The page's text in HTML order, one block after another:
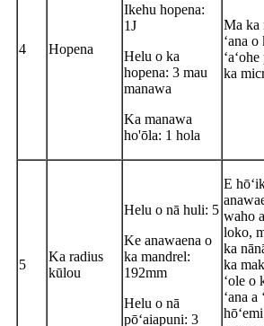
4 Hopena
Ikehu hopena:
1J
Helu o ka
hopena: 3 mau
manawa
Ka manawa
ho'ōla: 1 hola
Ma ka
ʻana o
ka
5
Ka radius
kūlou
Helu o nā huli: 5
Ke anawaena o
ka mandrel:
192mm
Helu o nā
pōʻaiapuni: 3
E
waho
loko,
ka
ka
ʻole o
ʻana a